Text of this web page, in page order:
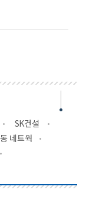
SK건설
네트웍